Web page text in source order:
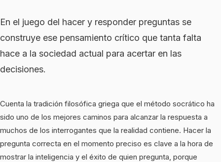
En el juego del hacer y responder preguntas se
construye ese pensamiento crítico que tanta falta
hace a la sociedad actual para acertar en las
decisiones.
Cuenta la tradición filosófica griega que el método socrático ha
sido uno de los mejores caminos para alcanzar la respuesta a
muchos de los interrogantes que la realidad contiene. Hacer la
pregunta correcta en el momento preciso es clave a la hora de
mostrar la inteligencia y el éxito de quien pregunta, porque